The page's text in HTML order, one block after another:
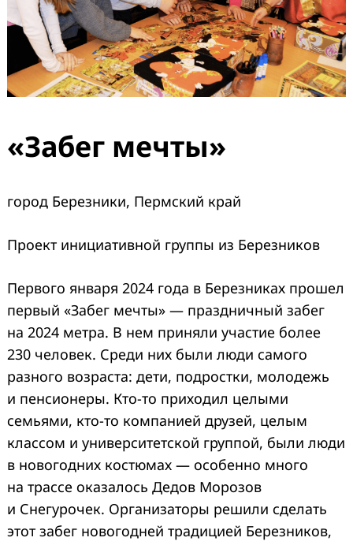
«Забег мечты»
город Березники, Пермский край
Проект инициативной группы из Березников
Первого января 2024 года в Березниках прошел
первый «Забег мечты» — праздничный забег
на 2024 метра. В нем приняли участие более
230 человек. Среди них были люди самого
разного возраста: дети, подростки, молодежь
и пенсионеры. Кто-то приходил целыми
семьями, кто-то компанией друзей, целым
классом и университетской группой, были люди
в новогодних костюмах — особенно много
на трассе оказалось Дедов Морозов
и Снегурочек. Организаторы решили сделать
этот забег новогодней традицией Березников,